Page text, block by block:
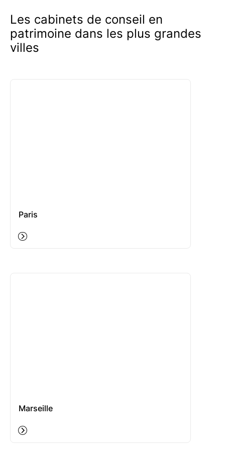
Les cabinets de conseil en
patrimoine dans les plus grandes
villes
Paris
Marseille